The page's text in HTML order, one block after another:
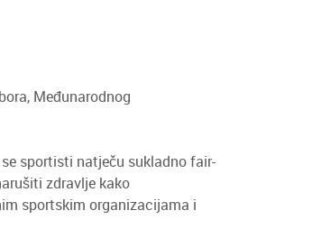
Međunarodnog
sportisti natječu sukladno fair-
zdravlje kako
sportskim organizacijama i